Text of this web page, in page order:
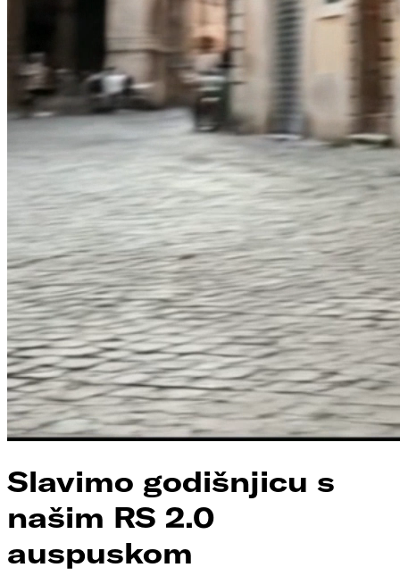
Slavimo godišnjicu s
našim RS 2.0
auspuskom